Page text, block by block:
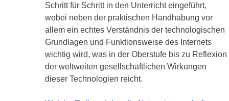
Schritt für Schritt in den Unterricht eingeführt,
wobei neben der praktischen Handhabung vor
allem ein echtes Verständnis der technologischen
Grundlagen und Funktionsweise des Internets
wichtig wird, was in der Oberstufe bis zu Reflexion
der weltweiten gesellschaftlichen Wirkungen
dieser Technologien reicht.